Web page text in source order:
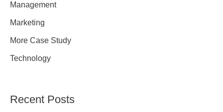
Management
Marketing
More Case Study
Technology
Recent Posts